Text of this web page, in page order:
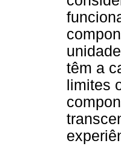
têm a
limites